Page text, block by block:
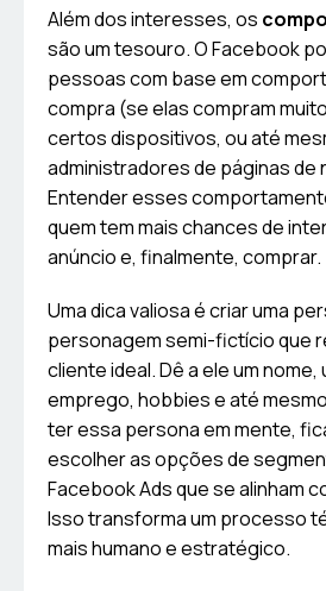
Além dos interesses, os
são um tesouro. O Facebook
pessoas com base em
compra (se elas compram
certos dispositivos, ou até
administradores de páginas de
Entender esses
quem tem mais chances de
anúncio e, finalmente, comprar.
Uma dica valiosa é criar uma
personagem semi-fictício que
cliente ideal. Dê a ele um nome,
emprego, hobbies e até
ter essa persona em mente,
escolher as opções de
Facebook Ads que se alinham
Isso transforma um processo
mais humano e estratégico.